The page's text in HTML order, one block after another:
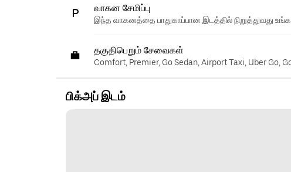
வாகன சேமிப்பு
இந்த வாகனத்தை பாதுகாப்பான இடத்தில் நிறுத்துவது
தகுதிபெறும் சேவைகள்
Comfort, Premier, Go Sedan, Airport Taxi, Uber Go,
பிக்அப் இடம்